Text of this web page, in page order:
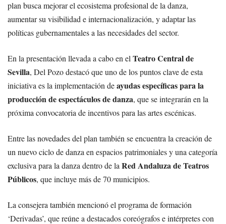
plan busca mejorar el ecosistema profesional de la danza,
aumentar su visibilidad e internacionalización, y adaptar las
políticas gubernamentales a las necesidades del sector.
En la presentación llevada a cabo en el Teatro Central de
Sevilla, Del Pozo destacó que uno de los puntos clave de esta
iniciativa es la implementación deayudas específicas para la
producción de espectáculos de danza, que se integrarán en la
próxima convocatoria de incentivos para las artes escénicas.
Entre las novedades del plan también se encuentra la creación de
un nuevo ciclo de danza en espacios patrimoniales y una categoría
exclusiva para la danza dentro de la Red Andaluza de Teatros
Públicos, que incluye más de 70 municipios.
La consejera también mencionó el programa de formación
‘Derivadas’, que reúne a destacados coreógrafos e intérpretes con